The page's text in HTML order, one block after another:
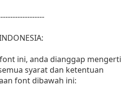
ini, anda dianggap mengerti
syarat dan ketentuan
font dibawah ini: